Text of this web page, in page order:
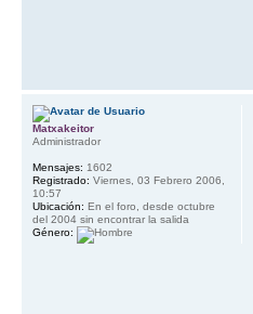
Matxakeitor
Administrador
Mensajes: 1602
Registrado: Viernes, 03 Febrero 2006,
10:57
Ubicación: En el foro, desde octubre
del 2004 sin encontrar la salida
Género: